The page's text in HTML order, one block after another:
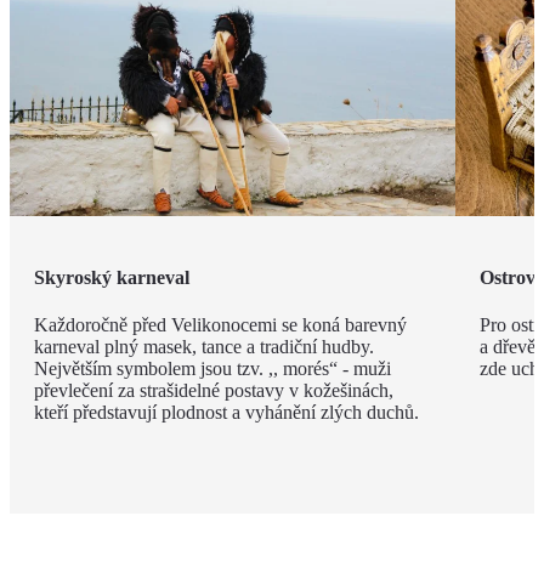
Skyroský karneval
Každoročně před Velikonocemi se koná barevný
karneval plný masek, tance a tradiční hudby.
Největším symbolem jsou tzv. ,, morés“ - muži
převlečení za strašidelné postavy v kožešinách,
kteří představují plodnost a vyhánění zlých duchů.
Ostrov
Pro
a
zde